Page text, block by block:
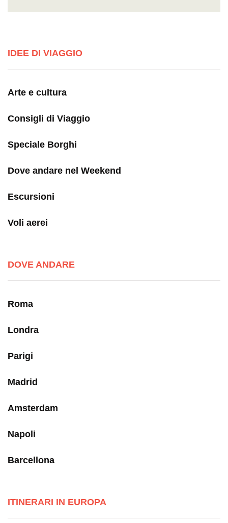
IDEE DI VIAGGIO
Arte e cultura
Consigli di Viaggio
Speciale Borghi
Dove andare nel Weekend
Escursioni
Voli aerei
DOVE ANDARE
Roma
Londra
Parigi
Madrid
Amsterdam
Napoli
Barcellona
ITINERARI IN EUROPA